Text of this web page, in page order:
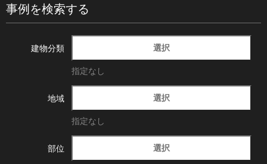
事例を検索する
建物分類 選択
指定なし
地域 選択
指定なし
部位 選択